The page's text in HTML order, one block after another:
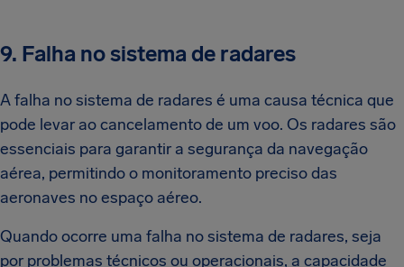
9. Falha no sistema de radares
A falha no sistema de radares é uma causa técnica que
pode levar ao cancelamento de um voo. Os radares são
essenciais para garantir a segurança da navegação
aérea, permitindo o monitoramento preciso das
aeronaves no espaço aéreo.
Quando ocorre uma falha no sistema de radares, seja
por problemas técnicos ou operacionais, a capacidade